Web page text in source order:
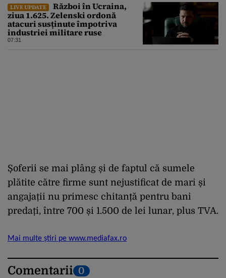
LIVE UPDATE
Război în Ucraina,
ziua 1.625. Zelenski ordonă
atacuri susținute împotriva
industriei militare ruse
07:31
Șoferii se mai plâng și de faptul că sumele
plătite către firme sunt nejustificat de mari și
angajații nu primesc chitanță pentru bani
predați, între 700 și 1.500 de lei lunar, plus TVA.
Mai multe știri pe www.mediafax.ro
Comentarii 0